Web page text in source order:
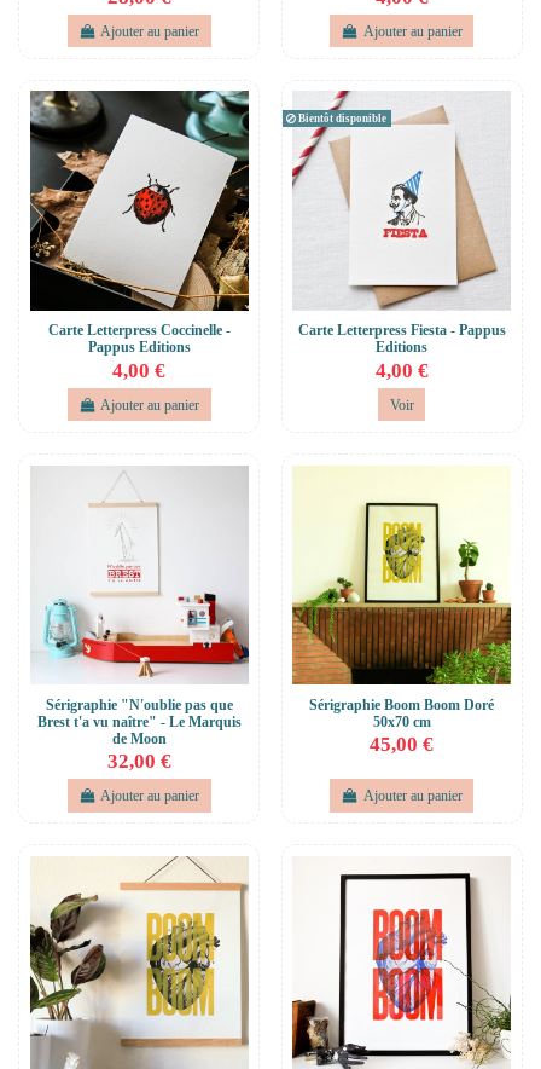
Ajouter au panier Ajouter au panier
Carte Letterpress Coccinelle -
Pappus Editions
4,00 €
Ajouter au panier
Bientôt disponible
Carte Letterpress Fiesta - Pappus
Editions
4,00 €
Voir
Sérigraphie "N'oublie pas que
Brest t'a vu naître" - Le Marquis
de Moon
32,00 €
Ajouter au panier
Sérigraphie Boom Boom Doré
50x70 cm
45,00 €
Ajouter au panier